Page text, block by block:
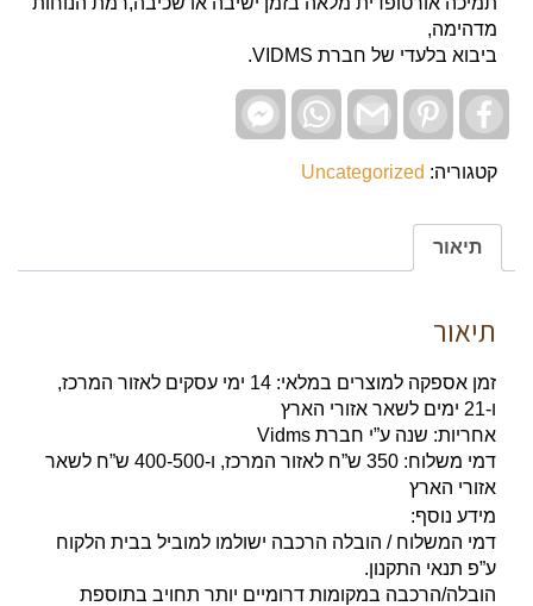
מדהימה,
ביבוא בלעדי של חברת VIDMS.
Facebook
Pinterest
Gmail
WhatsApp
Facebook
Messenger
קטגוריה: Uncategorized
תיאור
תיאור
זמן אספקה למוצרים במלאי: 14 ימי עסקים לאזור המרכז,
ו-21 ימים לשאר אזורי הארץ
אחריות: שנה ע”י חברת Vidms
דמי משלוח: 350 ש”ח לאזור המרכז, ו-400-500 ש”ח לשאר
אזורי הארץ
מידע נוסף:
דמי המשלוח / הובלה הרכבה ישולמו למוביל בבית הלקוח
ע”פ תנאי התקנון.
הובלה/הרכבה במקומות דרומיים יותר תחויב בתוספת